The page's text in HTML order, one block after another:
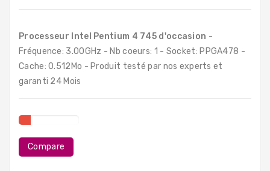
PC
Composants
Portables
Processeur Intel Pentium 4 745 d'occasion -
Fréquence: 3.00GHz - Nb coeurs: 1 - Socket: PPGA478 -
Cache: 0.512Mo - Produit testé par nos experts et
garanti 24 Mois
Compare